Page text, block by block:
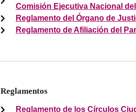
Comisión Ejecutiva Nacional
Reglamento del Órgano de
Reglamento de Afiliación del
Reglamentos
Reglamento de los Círculos